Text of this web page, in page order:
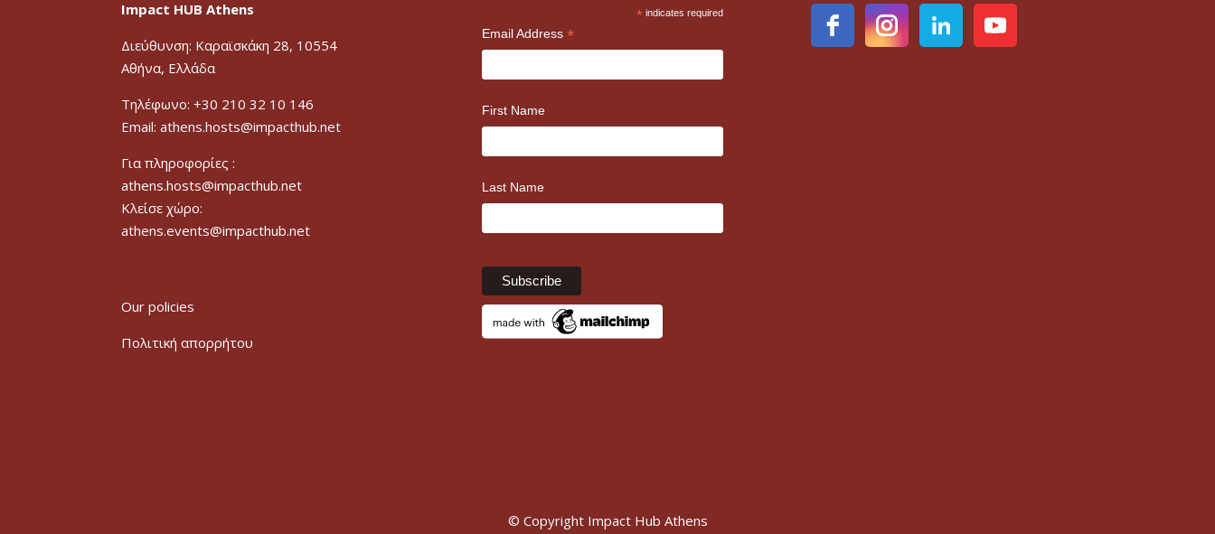
Impact HUB Athens
Διεύθυνση: Καραϊσκάκη 28, 10554
Αθήνα, Ελλάδα
Τηλέφωνο: +30 210 32 10 146
Email: athens.hosts@impacthub.net
Για πληροφορίες :
athens.hosts@impacthub.net
Κλείσε χώρο:
athens.events@impacthub.net
Our policies
Πολιτική απορρήτου
* indicates required
Email Address *
First Name
Last Name
© Copyright Impact Hub Athens